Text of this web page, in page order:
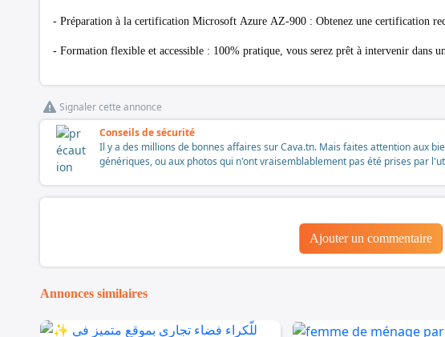
- Préparation à la certification Microsoft Azure AZ-900 : Obtenez une certification
- Formation flexible et accessible : 100% pratique, vous serez prêt à intervenir dans
Signaler cette annonce
Conseils de sécurité
Il y a des millions de bonnes affaires sur Cava.tn. Mais faites attention aux
génériques, ou aux photos qui n'ont vraisemblablement pas été prises par
Ajouter un commentaire
Annonces similaires